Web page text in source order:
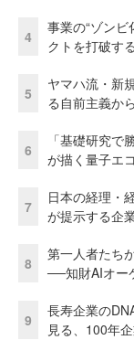
4
事業の“ゾン
クトを打破す
5
ヤマハ流・新
る自前主義か
6
「基礎研究
が描く量子エ
7
日本の経理・
が提示する企
8
第一人者たち
──知財AIオー
9
長寿企業の
見る、100年